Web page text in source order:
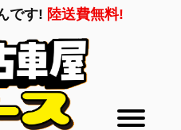
です! 陸送費無料!